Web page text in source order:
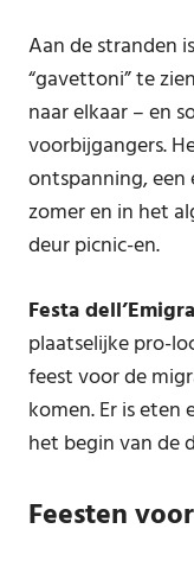
Aan de stranden
“gavettoni” te
naar elkaar – en
voorbijgangers.
ontspanning,
zomer en in het
deur picnic-en.
Festa
plaatselijke pro-
feest voor de
komen. Er is eten
het begin van de
Feesten